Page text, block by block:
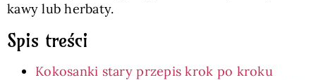
kawy lub herbaty.
Spis treści
Kokosanki stary przepis krok po kroku